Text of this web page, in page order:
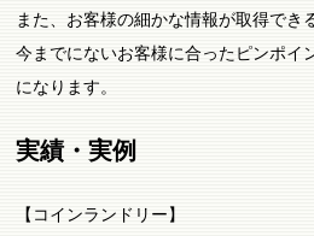
また、お客様の細かな情報が取得でき
今までにないお客様に合ったピンポイ
になります。
実績・実例
【コインランドリー】